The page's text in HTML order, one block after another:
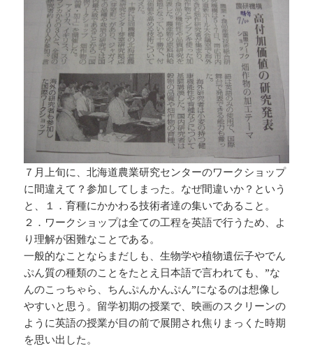
７月上旬に、北海道農業研究センターのワークショップ
に間違えて？参加してしまった。なぜ間違いか？という
と、１．育種にかかわる技術者達の集いであること。
２．ワークショップは全ての工程を英語で行うため、よ
り理解が困難なことである。
一般的なことならまだしも、生物学や植物遺伝子やでん
ぷん質の種類のことをたとえ日本語で言われても、”な
んのこっちゃら、ちんぷんかんぷん”になるのは想像し
やすいと思う。留学初期の授業で、映画のスクリーンの
ように英語の授業が目の前で展開され焦りまっくた時期
を思い出した。